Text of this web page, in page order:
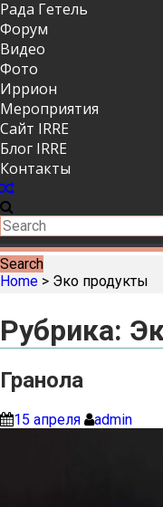
Рада Гетель
Форум
Видео
Фото
Иррион
Мероприятия
Сайт IRRE
Блог IRRE
Контакты
Search
Home > Эко продукты
Рубрика:
Гранола
15 апреля admin